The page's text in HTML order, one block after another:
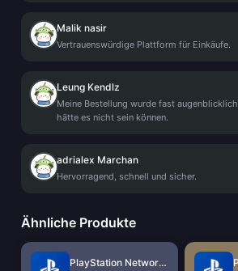
Malik nasir
Vertrauenswürdige Plattform für Einkäufe.
Leung Kendlz
Meine Bestellung wurde fast
hätte es nicht sein können.
adrialex Marchan
Hervorragend, schnell und sicher.
Ähnliche Produkte
PlayStation Network Card (US)